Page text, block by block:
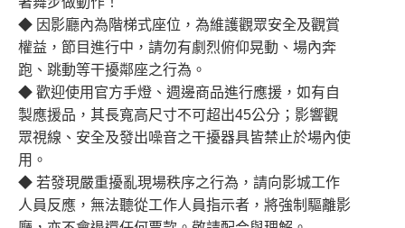
◆ 因影廳內為階梯式座位，為維護觀眾安全及觀賞
權益，節目進行中，請勿有劇烈俯仰晃動、場內奔
跑、跳動等干擾鄰座之行為。
◆ 歡迎使用官方手燈、週邊商品進行應援，如有自
製應援品，其長寬高尺寸不可超出45公分；影響觀
眾視線、安全及發出噪音之干擾器具皆禁止於場內使
用。
◆ 若發現嚴重擾亂現場秩序之行為，請向影城工作
人員反應，無法聽從工作人員指示者，將強制驅離影